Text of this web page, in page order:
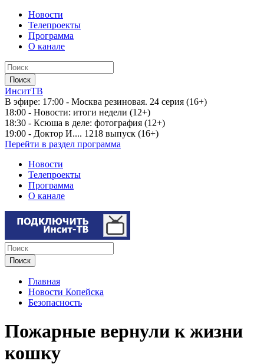
Новости
Телепроекты
Программа
О канале
ИнситТВ
В эфире: 17:00 - Москва резиновая. 24 серия (16+)
18:00 - Новости: итоги недели (12+)
18:30 - Ксюша в деле: фотография (12+)
19:00 - Доктор И.... 1218 выпуск (16+)
Перейти в раздел программа
Новости
Телепроекты
Программа
О канале
Главная
Новости Копейска
Безопасность
Пожарные вернули к жизни
кошку